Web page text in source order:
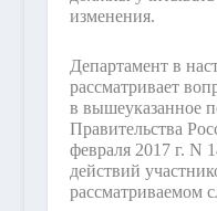
изменения.
Департамент в
рассматривает
в вышеуказанное
Правительства
февраля 2017 г. N
действий
рассматриваемом